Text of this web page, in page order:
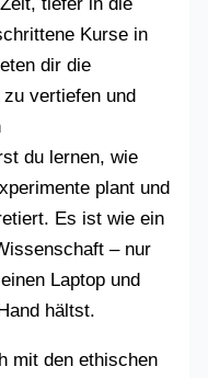
Kurse in
dir die
vertiefen und
du lernen, wie
plant und
Es ist wie ein
– nur
Laptop und
hältst.
mit den ethischen